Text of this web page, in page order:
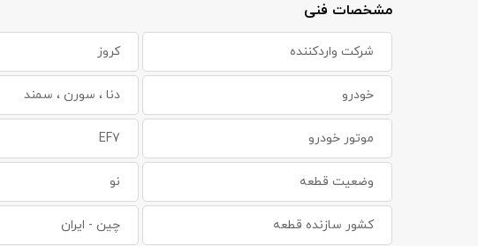
مشخصات فنی
شرکت واردکننده کروز
خودرو دنا ، سورن ، سمند
موتور خودرو EF7
وضعیت قطعه نو
کشور سازنده قطعه چین - ایران